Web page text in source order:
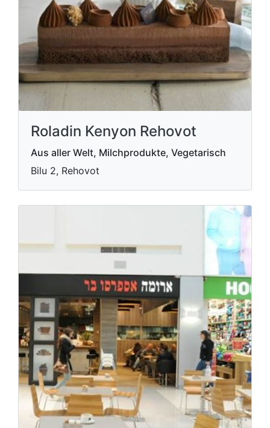
Roladin Kenyon Rehovot
Aus aller Welt, Milchprodukte, Vegetarisch
Bilu 2, Rehovot